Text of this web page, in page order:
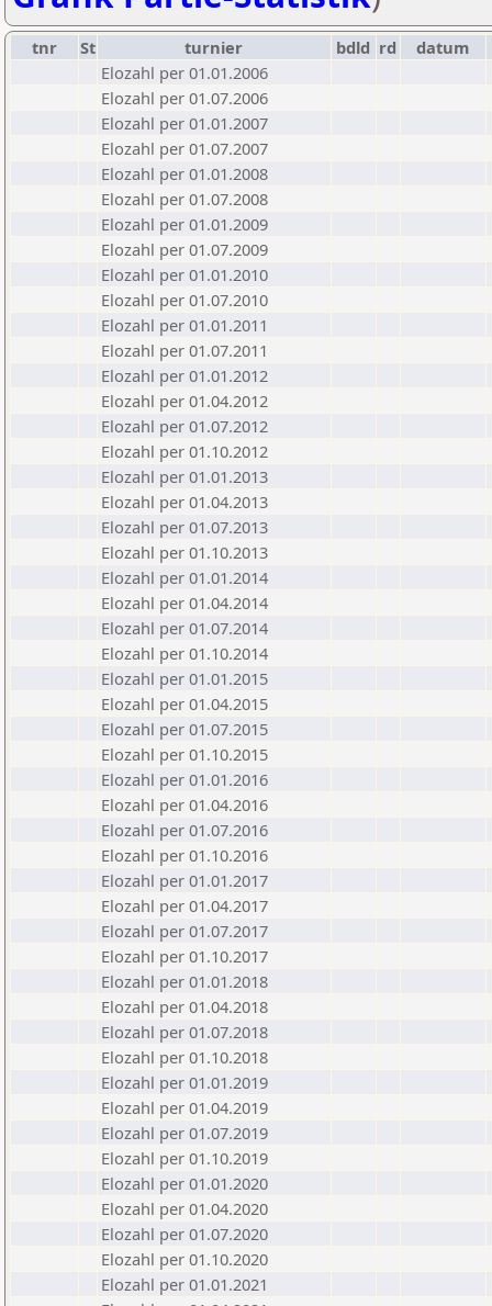
tnr St turnier bdld rd
datum
Elozahl per 01.01.2006
Elozahl per 01.07.2006
Elozahl per 01.01.2007
Elozahl per 01.07.2007
Elozahl per 01.01.2008
Elozahl per 01.07.2008
Elozahl per 01.01.2009
Elozahl per 01.07.2009
Elozahl per 01.01.2010
Elozahl per 01.07.2010
Elozahl per 01.01.2011
Elozahl per 01.07.2011
Elozahl per 01.01.2012
Elozahl per 01.04.2012
Elozahl per 01.07.2012
Elozahl per 01.10.2012
Elozahl per 01.01.2013
Elozahl per 01.04.2013
Elozahl per 01.07.2013
Elozahl per 01.10.2013
Elozahl per 01.01.2014
Elozahl per 01.04.2014
Elozahl per 01.07.2014
Elozahl per 01.10.2014
Elozahl per 01.01.2015
Elozahl per 01.04.2015
Elozahl per 01.07.2015
Elozahl per 01.10.2015
Elozahl per 01.01.2016
Elozahl per 01.04.2016
Elozahl per 01.07.2016
Elozahl per 01.10.2016
Elozahl per 01.01.2017
Elozahl per 01.04.2017
Elozahl per 01.07.2017
Elozahl per 01.10.2017
Elozahl per 01.01.2018
Elozahl per 01.04.2018
Elozahl per 01.07.2018
Elozahl per 01.10.2018
Elozahl per 01.01.2019
Elozahl per 01.04.2019
Elozahl per 01.07.2019
Elozahl per 01.10.2019
Elozahl per 01.01.2020
Elozahl per 01.04.2020
Elozahl per 01.07.2020
Elozahl per 01.10.2020
Elozahl per 01.01.2021